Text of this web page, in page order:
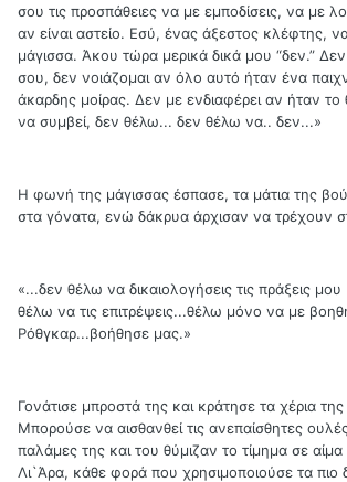
σου τις προσπάθειες να με εμποδίσεις, να με
αν είναι αστείο. Εσύ, ένας άξεστος κλέφτης,
μάγισσα. Άκου τώρα μερικά δικά μου “δεν.”
σου, δεν νοιάζομαι αν όλο αυτό ήταν ένα
άκαρδης μοίρας. Δεν με ενδιαφέρει αν ήταν
να συμβεί, δεν θέλω... δεν θέλω να.. δεν...»
Η φωνή της μάγισσας έσπασε, τα μάτια της
στα γόνατα, ενώ δάκρυα άρχισαν να τρέχουν
«...δεν θέλω να δικαιολογήσεις τις πράξεις
θέλω να τις επιτρέψεις...θέλω μόνο να με
Ρόθγκαρ...βοήθησε μας.»
Γονάτισε μπροστά της και κράτησε τα χέρια
Μπορούσε να αισθανθεί τις ανεπαίσθητες
παλάμες της και του θύμιζαν το τίμημα σε
Λι`Άρα, κάθε φορά που χρησιμοποιούσε τα πιο